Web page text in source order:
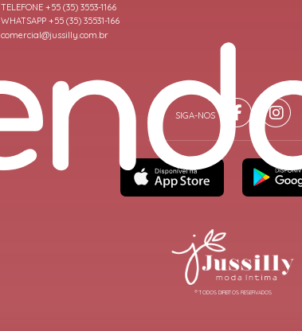
TELEFONE +55 (35) 3553-1166
WHATSAPP +55 (35) 35531-166
comercial@jussilly.com.br
® TODOS DIREITOS RESERVADOS